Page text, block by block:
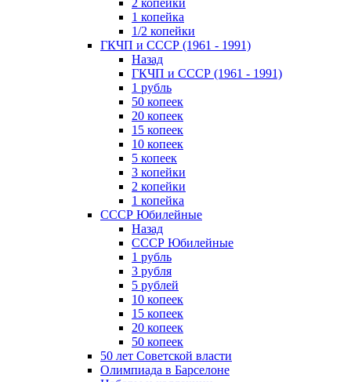
2 копейки
1 копейка
1/2 копейки
ГКЧП и СССР (1961 - 1991)
Назад
ГКЧП и СССР (1961 - 1991)
1 рубль
50 копеек
20 копеек
15 копеек
10 копеек
5 копеек
3 копейки
2 копейки
1 копейка
СССР Юбилейные
Назад
СССР Юбилейные
1 рубль
3 рубля
5 рублей
10 копеек
15 копеек
20 копеек
50 копеек
50 лет Советской власти
Олимпиада в Барселоне